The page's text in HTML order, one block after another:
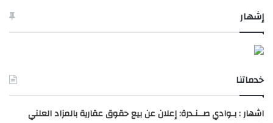
إشهار
خدماتنا
اشهار : بـوادي صــنـدرة: إعلان عن بيع حقوق عقارية بالمزاد العلني